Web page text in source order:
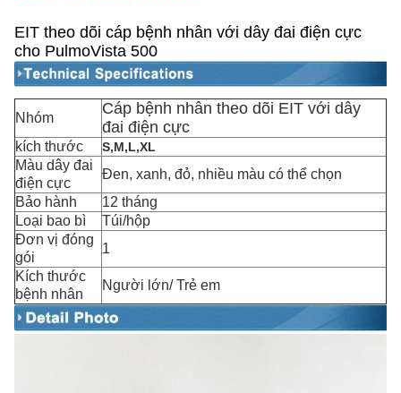
EIT theo dõi cáp bệnh nhân với dây đai điện cực
cho PulmoVista 500
Nhóm
Cáp bệnh nhân theo dõi EIT với dây
đai điện cực
kích thước S,M,L,XL
Màu dây đai
điện cực
Đen, xanh, đỏ, nhiều màu có thể chọn
Bảo hành
12 tháng
Loại bao bì
Túi/hộp
Đơn vị đóng
gói
1
Kích thước
bệnh nhân
Người lớn/ Trẻ em